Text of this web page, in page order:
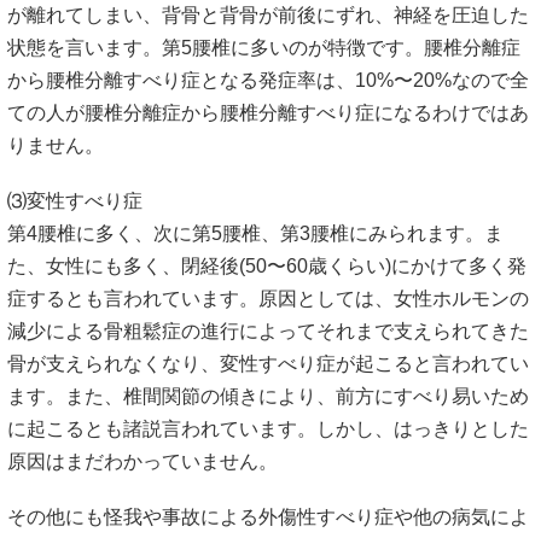
が離れてしまい、背骨と背骨が前後にずれ、神経を圧迫した
状態を言います。第5腰椎に多いのが特徴です。腰椎分離症
から腰椎分離すべり症となる発症率は、10%〜20%なので全
ての人が腰椎分離症から腰椎分離すべり症になるわけではあ
りません。
⑶変性すべり症
第4腰椎に多く、次に第5腰椎、第3腰椎にみられます。ま
た、女性にも多く、閉経後(50〜60歳くらい)にかけて多く発
症するとも言われています。原因としては、女性ホルモンの
減少による骨粗鬆症の進行によってそれまで支えられてきた
骨が支えられなくなり、変性すべり症が起こると言われてい
ます。また、椎間関節の傾きにより、前方にすべり易いため
に起こるとも諸説言われています。しかし、はっきりとした
原因はまだわかっていません。
その他にも怪我や事故による外傷性すべり症や他の病気によ